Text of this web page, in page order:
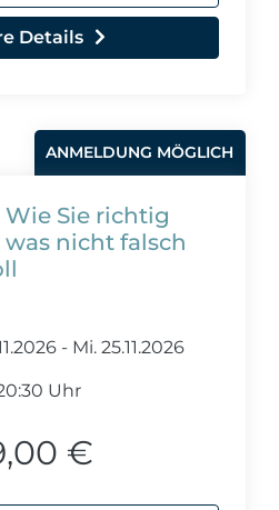
Details
ANMELDUNG MÖGLICH
Sie richtig
nicht falsch
- Mi. 25.11.2026
Uhr
€